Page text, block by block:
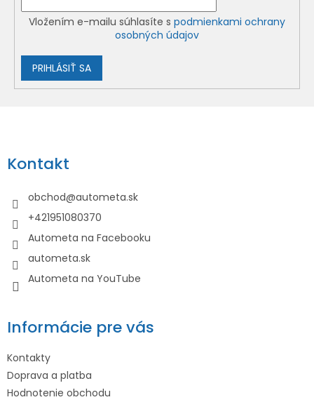
Vložením e-mailu súhlasíte s podmienkami ochrany
osobných údajov
PRIHLÁSIŤ SA
p
äKontakt
obchod@autometa.sk
+421951080370
Autometa na Facebooku
autometa.sk
Autometa na YouTube
Informácie pre vás
Kontakty
Doprava a platba
Hodnotenie obchodu